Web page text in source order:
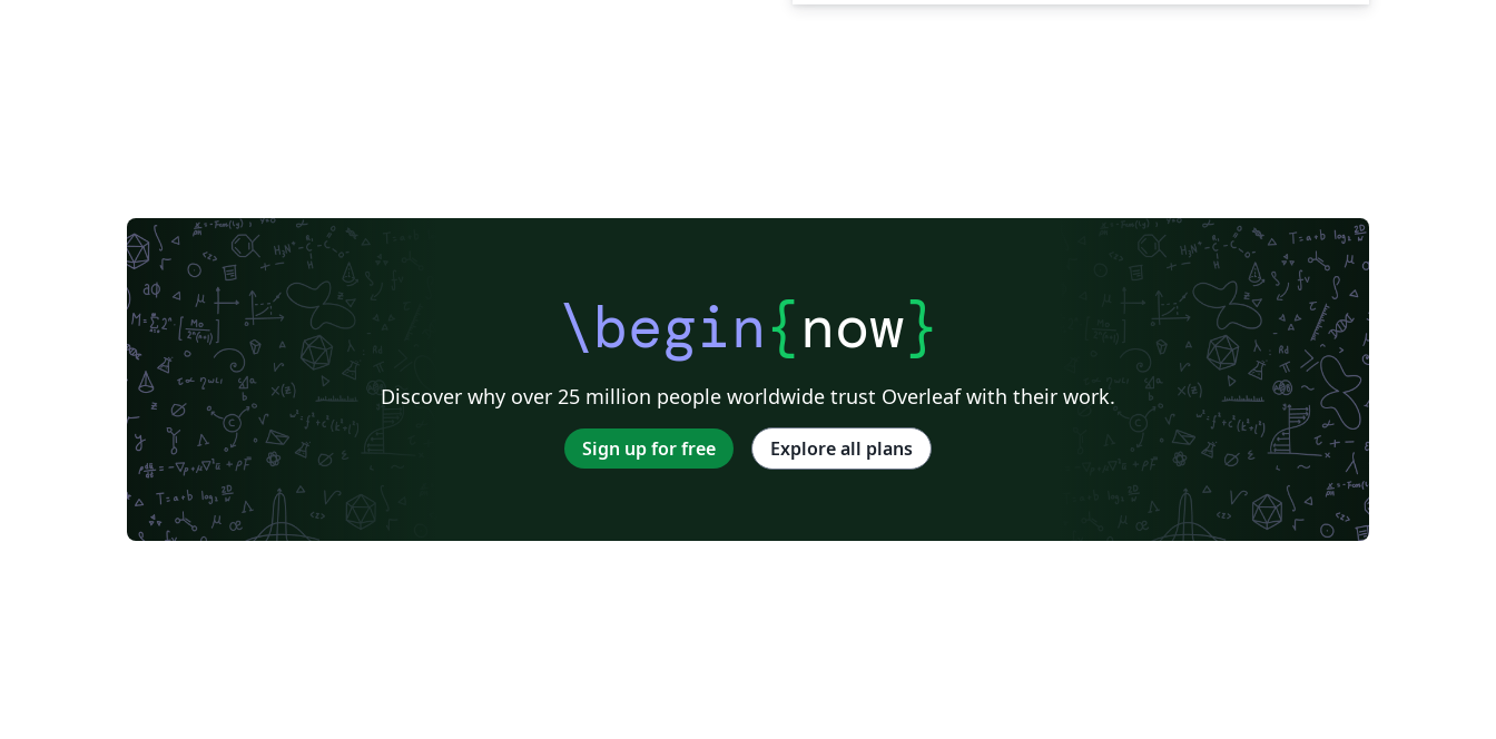
\begin{now}
Discover why over 25 million people worldwide trust Overleaf with their work.
Sign up for free Explore all plans